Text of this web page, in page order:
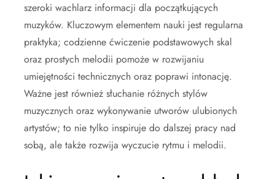
szeroki wachlarz informacji dla początkujących
muzyków. Kluczowym elementem nauki jest regularna
praktyka; codzienne ćwiczenie podstawowych skal
oraz prostych melodii pomoże w rozwijaniu
umiejętności technicznych oraz poprawi intonację.
Ważne jest również słuchanie różnych stylów
muzycznych oraz wykonywanie utworów ulubionych
artystów; to nie tylko inspiruje do dalszej pracy nad
sobą, ale także rozwija wyczucie rytmu i melodii.